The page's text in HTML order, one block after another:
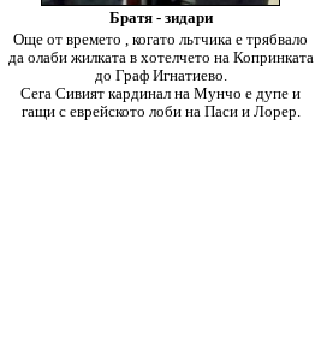
Братя - зидари
Още от времето , когато льтчика е трябвало
да олаби жилката в хотелчето на Копринката
до Граф Игнатиево.
Сега Сивият кардинал на Мунчо е дупе и
гащи с еврейското лоби на Паси и Лорер.